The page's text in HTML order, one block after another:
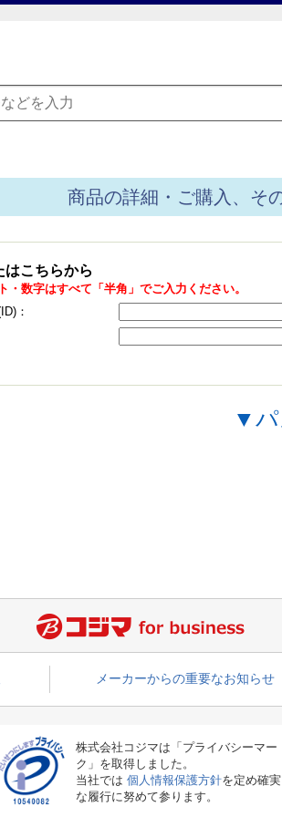
商品の詳細・ご購入、そ
はこちらから
・数字はすべて「半角」でご入力ください。
：
▼パ
メーカーからの重要なお知らせ
株式会社コジマは「プライバシーマー
ク」を取得しました。
当社では 個人情報保護方針を定め確実
な履行に努めて参ります。